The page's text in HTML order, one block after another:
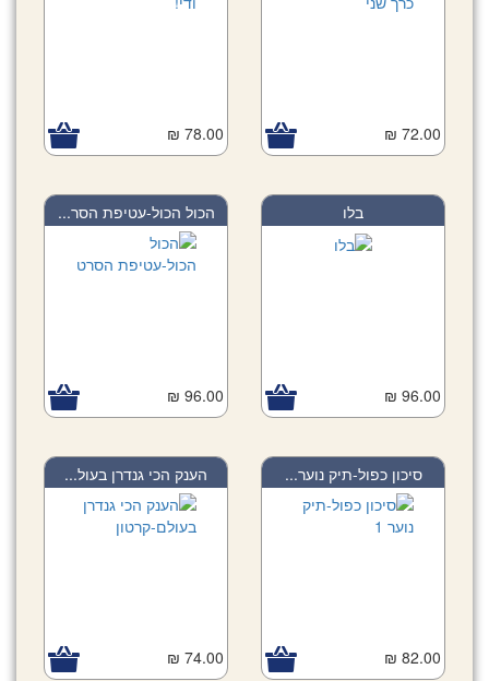
72.00 ₪
78.00 ₪
בלו
96.00 ₪
הכול הכול-עטיפת הסר...
96.00 ₪
סיכון כפול-תיק נוער...
82.00 ₪
הענק הכי גנדרן בעול...
74.00 ₪